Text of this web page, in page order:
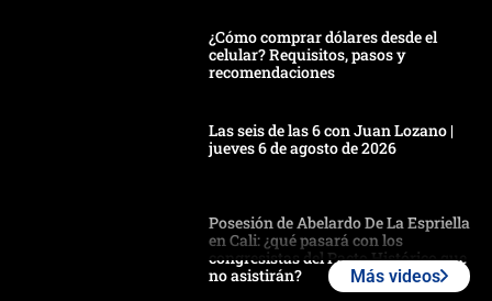
¿Cómo comprar dólares desde el
celular? Requisitos, pasos y
recomendaciones
Las seis de las 6 con Juan Lozano |
jueves 6 de agosto de 2026
Posesión de Abelardo De La Espriella
en Cali: ¿qué pasará con los
congresistas del Pacto Histórico que
no asistirán?
Más videos